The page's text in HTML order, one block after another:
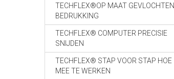
TECHFLEX®OP MAAT GEVLOCHTEN
BEDRUKKING
TECHFLEX® COMPUTER PRECISIE
SNIJDEN
TECHFLEX® STAP VOOR STAP HOE
MEE TE WERKEN